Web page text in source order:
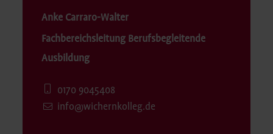
Anke Carraro-Walter
Fachbereichsleitung Berufsbegleitende
Ausbildung
0170 9045408
info@wichernkolleg.de